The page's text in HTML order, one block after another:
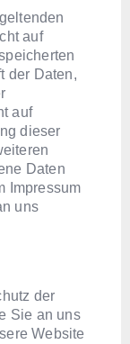
auf
der Daten,
auf
dieser
Daten
Impressum
uns
der
Sie an uns
Website